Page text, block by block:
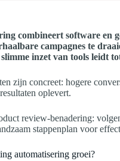
combineert software en
campagnes te
inzet van tools leidt
zijn concreet: hogere
oplevert.
review-benadering:
stappenplan voor
automatisering groei?